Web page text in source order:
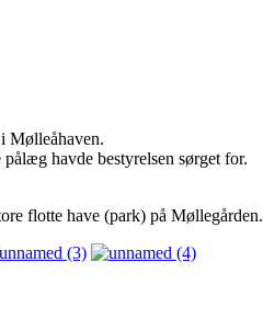
Mølleåhaven.
havde bestyrelsen sørget for.
flotte have (park) på Møllegården.